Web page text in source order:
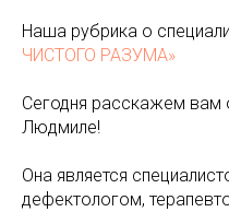
Наша рубрика о
ЧИСТОГО РАЗУМА»
Сегодня расскажем вам
Людмиле!
Она является
дефектологом,